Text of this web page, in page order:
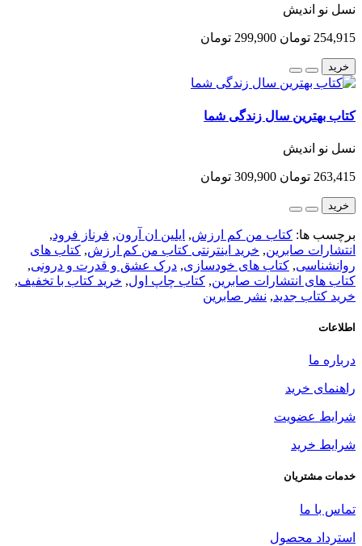
نسل نو اندیش
254,915 تومان 299,900 تومان
خرید
کتاب بهترین سال زندگی شما
نسل نو اندیش
263,415 تومان 309,900 تومان
خرید
برچسب ها: کتاب من کم ارزش, ایلین ان آرون, فرناز فرود,
انتشارات صابرین, خرید اینترنتی کتاب من کم ارزش, کتاب های
روانشناسی, کتاب های خودسازی, درک عشق و قدرت و درونی,
کتاب های انتشارات صابرین, کتاب چاپ اول, خرید کتاب با تخفیف,
خرید کتاب جدید, نشر صابرین
اطلاعات
درباره ما
راهنمای خرید
شرایط عضویت
شرایط خرید
خدمات مشتریان
تماس با ما
استرداد محصول